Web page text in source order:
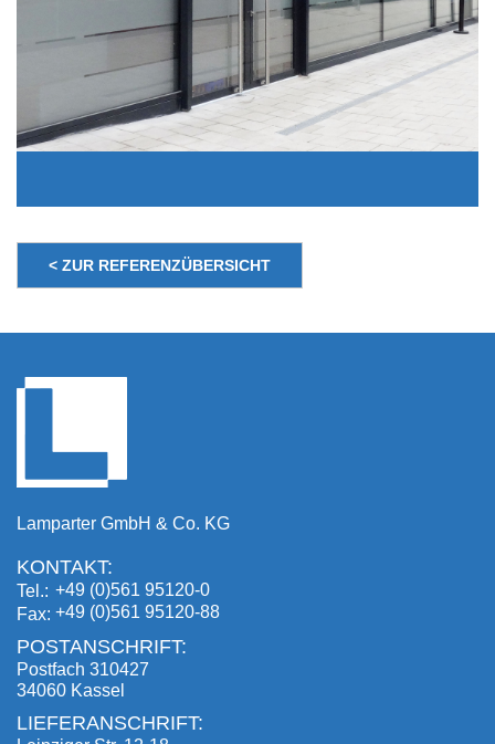
< ZUR REFERENZÜBERSICHT
Lamparter GmbH & Co. KG
KONTAKT:
Tel.
+49 (0)561 95120-0
Fax +49 (0)561 95120-88
POSTANSCHRIFT:
Postfach 310427
34060 Kassel
LIEFERANSCHRIFT: